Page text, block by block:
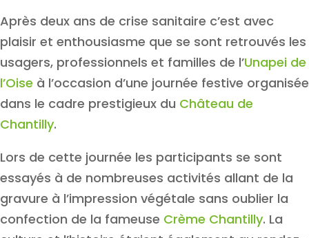
Après deux ans de crise sanitaire c’est avec
plaisir et enthousiasme que se sont retrouvés les
usagers, professionnels et familles de l’Unapei de
l’Oise à l’occasion d’une journée festive organisée
dans le cadre prestigieux du Château de
Chantilly.
Lors de cette journée les participants se sont
essayés à de nombreuses activités allant de la
gravure à l’impression végétale sans oublier la
confection de la fameuse Crème Chantilly. La